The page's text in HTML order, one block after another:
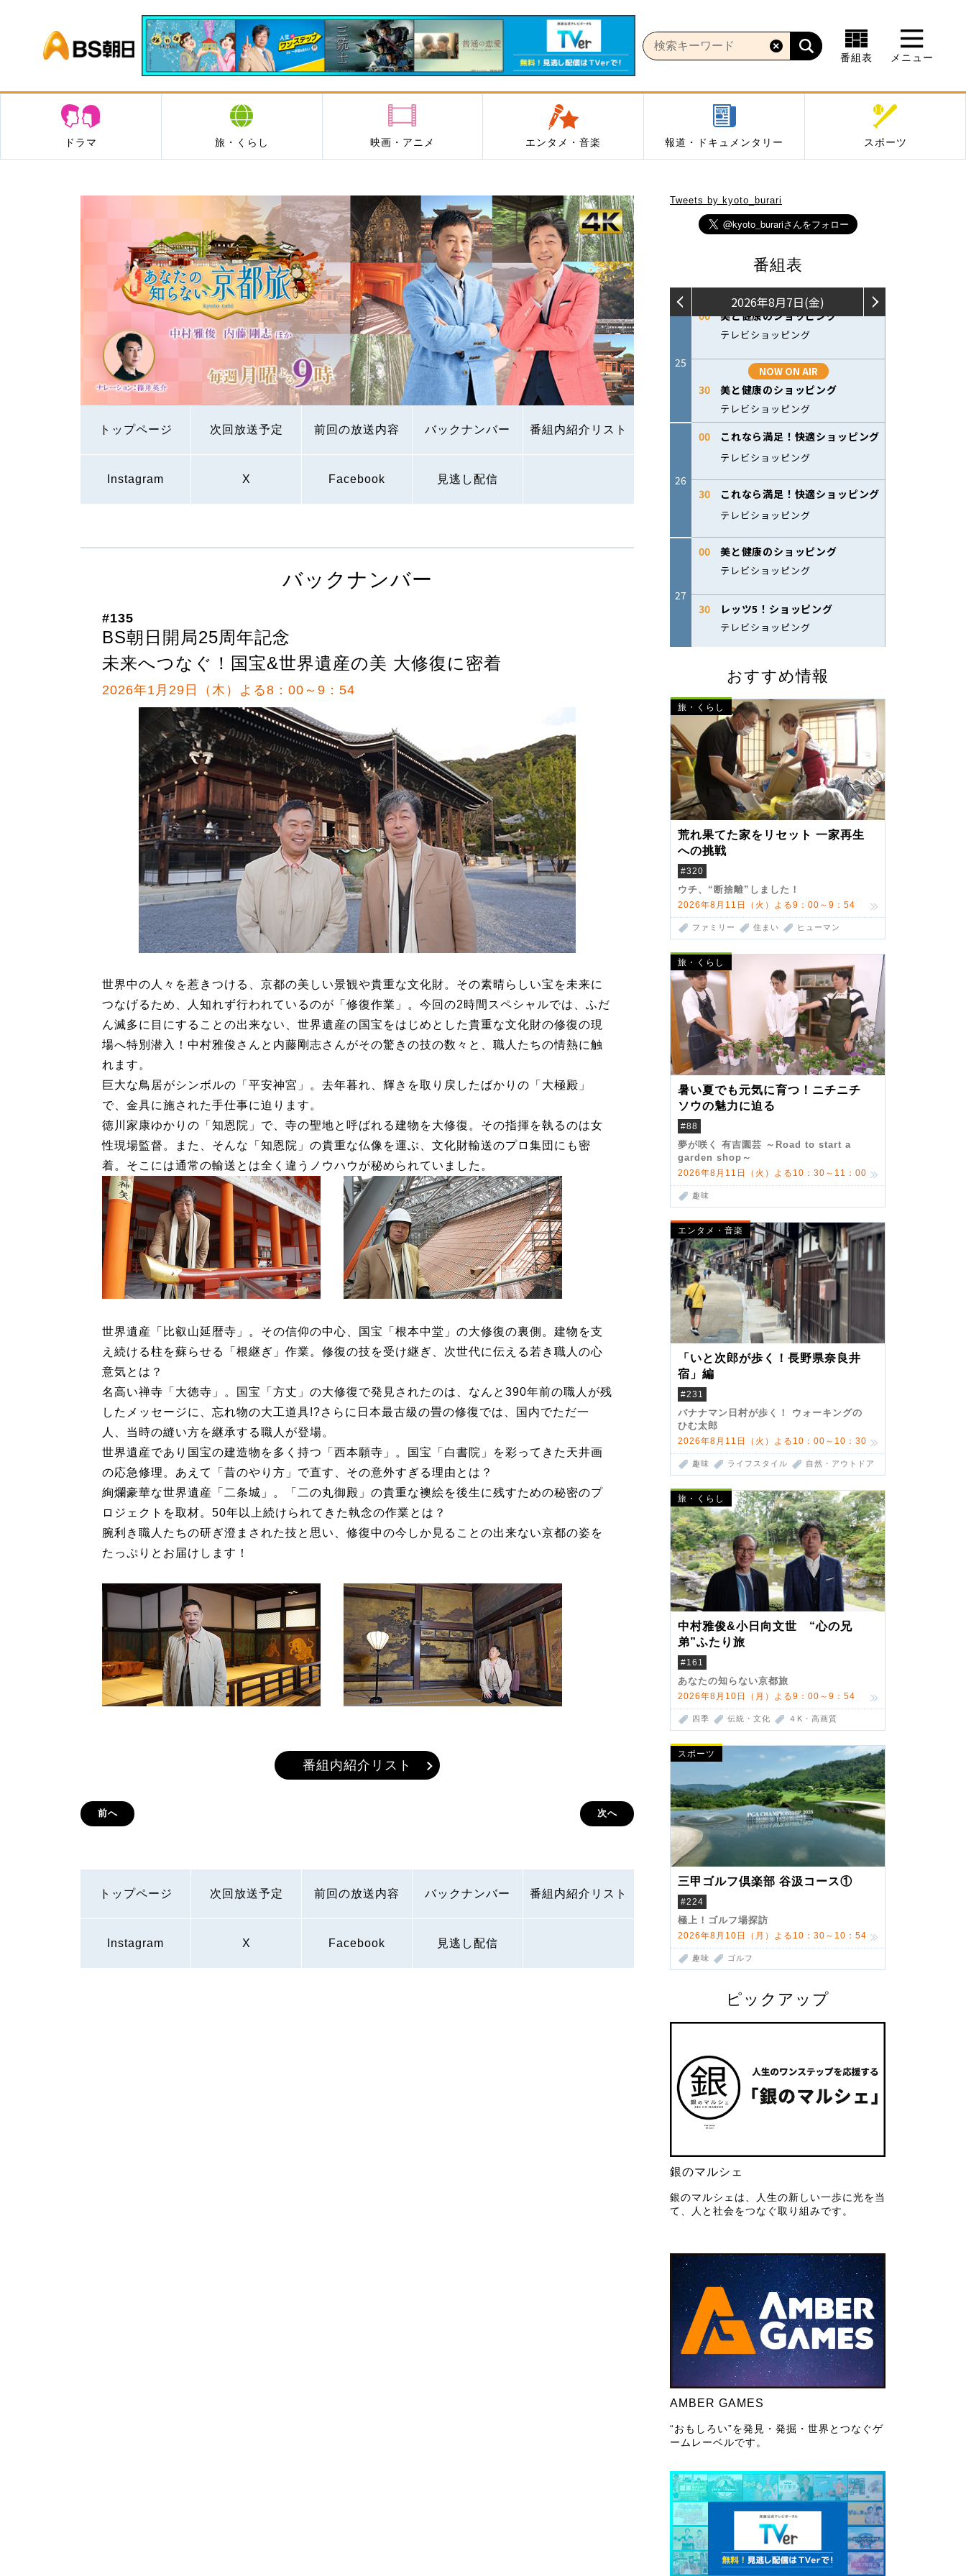
BS朝日
番組表 メニュー
ドラマ 旅・くらし 映画・アニメ エンタメ・音楽 報道・ドキュメンタリー スポーツ
トップページ 次回放送予定 前回の放送内容 バックナンバー 番組内紹介リスト
Instagram X Facebook 見逃し配信
Tweets by kyoto_burari
番組表
おすすめ情報
旅・くらし
荒れ果てた家をリセット 一家再生
への挑戦
#320
ウチ、“断捨離”しました！
2026年8月11日（火）よる9：00～9：54
ファミリー 住まい ヒューマン
旅・くらし
暑い夏でも元気に育つ！ニチニチ
ソウの魅力に迫る
#88
夢が咲く 有吉園芸 ～Road to start a
garden shop～
2026年8月11日（火）よる10：30～11：00
趣味
エンタメ・音楽
「いと次郎が歩く！長野県奈良井
宿」編
#231
バナナマン日村が歩く！ ウォーキングの
ひむ太郎
2026年8月11日（火）よる10：00～10：30
趣味 ライフスタイル 自然・アウトドア
旅・くらし
中村雅俊&小日向文世 “心の兄
弟”ふたり旅
#161
あなたの知らない京都旅
2026年8月10日（月）よる9：00～9：54
四季 伝統・文化 ４K・高画質
スポーツ
三甲ゴルフ倶楽部 谷汲コース①
#224
極上！ゴルフ場探訪
2026年8月10日（月）よる10：30～10：54
趣味 ゴルフ
ピックアップ
銀のマルシェ
銀のマルシェは、人生の新しい一歩に光を当
て、人と社会をつなぐ取り組みです。
AMBER GAMES
“おもしろい”を発見・発掘・世界とつなぐゲ
ームレーベルです。
バックナンバー
#135
BS朝日開局25周年記念
未来へつなぐ！国宝&世界遺産の美 大修復に密着
2026年1月29日（木）よる8：00～9：54
世界中の人々を惹きつける、京都の美しい景観や貴重な文化財。その素晴らしい宝を未来に
つなげるため、人知れず行われているのが「修復作業」。今回の2時間スペシャルでは、ふだ
ん滅多に目にすることの出来ない、世界遺産の国宝をはじめとした貴重な文化財の修復の現
場へ特別潜入！中村雅俊さんと内藤剛志さんがその驚きの技の数々と、職人たちの情熱に触
れます。
巨大な鳥居がシンボルの「平安神宮」。去年暮れ、輝きを取り戻したばかりの「大極殿」
で、金具に施された手仕事に迫ります。
徳川家康ゆかりの「知恩院」で、寺の聖地と呼ばれる建物を大修復。その指揮を執るのは女
性現場監督。また、そんな「知恩院」の貴重な仏像を運ぶ、文化財輸送のプロ集団にも密
着。そこには通常の輸送とは全く違うノウハウが秘められていました。
世界遺産「比叡山延暦寺」。その信仰の中心、国宝「根本中堂」の大修復の裏側。建物を支
え続ける柱を蘇らせる「根継ぎ」作業。修復の技を受け継ぎ、次世代に伝える若き職人の心
意気とは？
名高い禅寺「大徳寺」。国宝「方丈」の大修復で発見されたのは、なんと390年前の職人が残
したメッセージに、忘れ物の大工道具!?さらに日本最古級の畳の修復では、国内でただ一
人、当時の縫い方を継承する職人が登場。
世界遺産であり国宝の建造物を多く持つ「西本願寺」。国宝「白書院」を彩ってきた天井画
の応急修理。あえて「昔のやり方」で直す、その意外すぎる理由とは？
絢爛豪華な世界遺産「二条城」。「二の丸御殿」の貴重な襖絵を後生に残すための秘密のプ
ロジェクトを取材。50年以上続けられてきた執念の作業とは？
腕利き職人たちの研ぎ澄まされた技と思い、修復中の今しか見ることの出来ない京都の姿を
たっぷりとお届けします！
番組内紹介リスト
前へ 次へ
トップページ 次回放送予定 前回の放送内容 バックナンバー 番組内紹介リスト
Instagram X Facebook 見逃し配信